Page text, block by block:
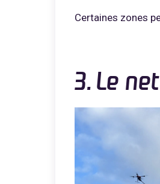
Certaines zones
3. Le